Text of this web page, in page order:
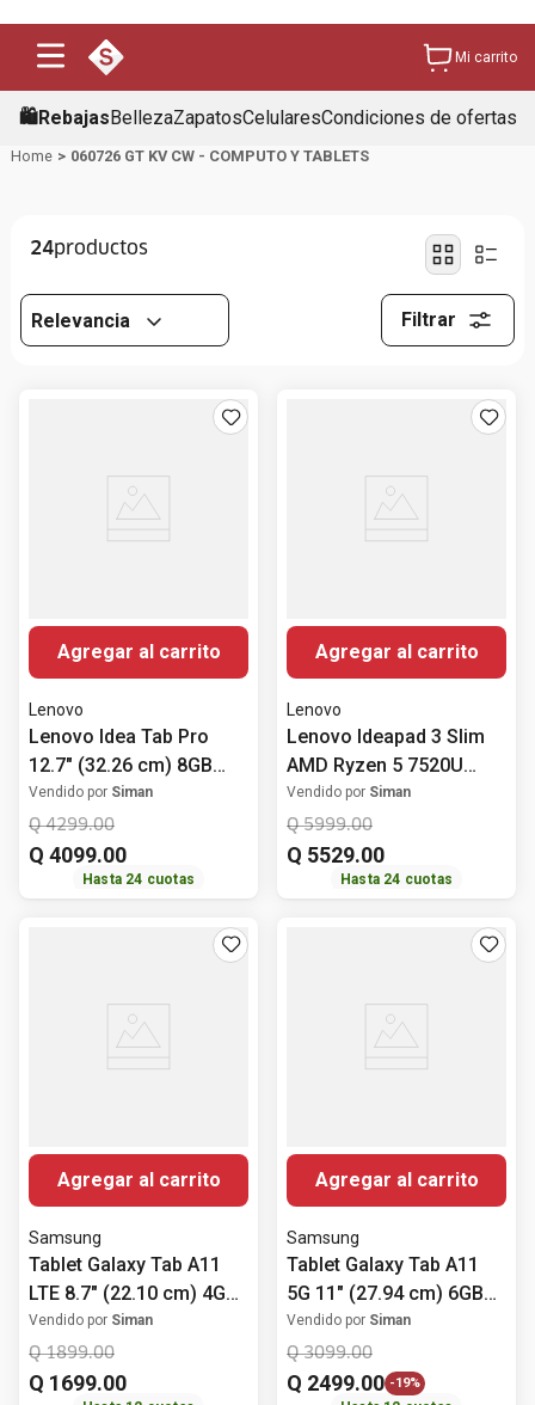
Mi carrito
🛍️RebajasBellezaZapatosCelularesCondiciones de ofertas
060726 GT KV CW - COMPUTO Y TABLETS
24
Relevancia Filtrar
Agregar al carrito
Lenovo
Lenovo Idea Tab Pro
12.7" (32.26 cm) 8GB
RAM + 256GB ROM Wi-Fi
+ Teclado + Pen + Moto
buds
Vendido por Siman
Q 4299.00
Q 4099.00
Hasta 24 cuotas
Agregar al carrito
Lenovo
Lenovo Ideapad 3 Slim
AMD Ryzen 5 7520U
512GB SSD Windows 11
15.6" (39.62 cm)
Vendido por Siman
Q 5999.00
Q 5529.00
Hasta 24 cuotas
Agregar al carrito
Samsung
Tablet Galaxy Tab A11
LTE 8.7" (22.10 cm) 4GB
RAM 64GB ROM Gris
Vendido por Siman
Q 1899.00
Q 1699.00
Agregar al carrito
Samsung
Tablet Galaxy Tab A11
5G 11" (27.94 cm) 6GB
RAM 128GB ROM Gris
Vendido por Siman
Q 3099.00
Q 2499.00 -19%